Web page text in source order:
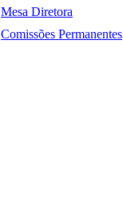
Mesa Diretora
Comissões Permanentes